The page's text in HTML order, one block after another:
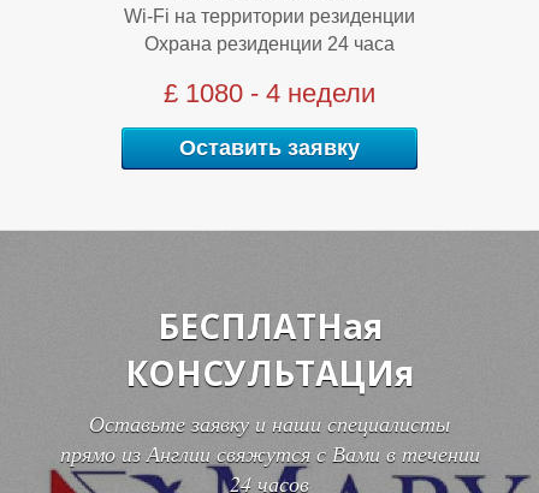
Ш
Wi-Fi на территории резиденции
Охрана резиденции 24 часа
£ 1080 - 4 недели
Оставить заявку
БЕСПЛАТНая
КОНСУЛЬТАЦИя
Оставьте заявку и наши специалисты
прямо из Англии свяжутся с Вами в течении
24 часов
Ш